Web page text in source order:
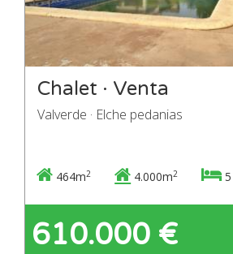
Chalet · Venta
Valverde · Elche pedanias
464m2 4.000m2 5
610.000 €